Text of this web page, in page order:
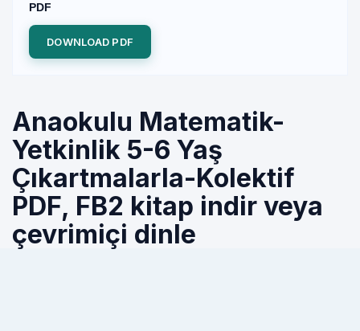
PDF
DOWNLOAD PDF
Anaokulu Matematik-
Yetkinlik 5-6 Yaş
Çıkartmalarla-Kolektif
PDF, FB2 kitap indir veya
çevrimiçi dinle